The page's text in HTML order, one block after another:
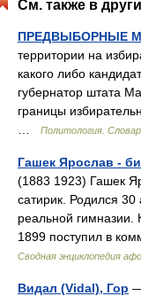
См. также в
ПРЕДВЫБОРНЫЕ
территории на
какого либо
губернатор штата
границы
Политология.
Гашек Ярослав -
(1883 1923) Гашек
сатирик. Родился
реальной гимназии.
1899 поступил в
Сводная энциклопедия
Видал (Vidal), Гор